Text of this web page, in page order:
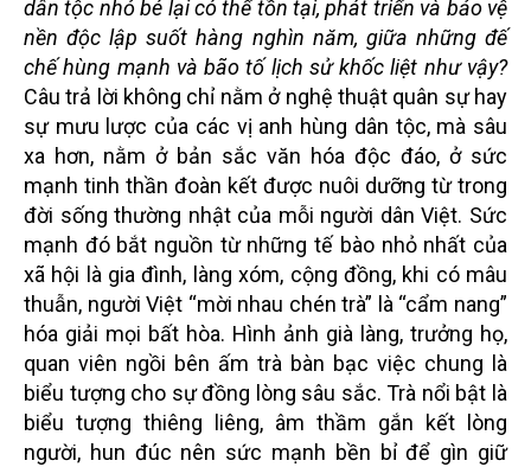
dân tộc nhỏ bé lại có thể tồn tại, phát triển và bảo vệ
nền độc lập suốt hàng nghìn năm, giữa những đế
chế hùng mạnh và bão tố lịch sử khốc liệt như vậy?
Câu trả lời không chỉ nằm ở nghệ thuật quân sự hay
sự mưu lược của các vị anh hùng dân tộc, mà sâu
xa hơn, nằm ở bản sắc văn hóa độc đáo, ở sức
mạnh tinh thần đoàn kết được nuôi dưỡng từ trong
đời sống thường nhật của mỗi người dân Việt. Sức
mạnh đó bắt nguồn từ những tế bào nhỏ nhất của
xã hội là gia đình, làng xóm, cộng đồng, khi có mâu
thuẫn, người Việt “mời nhau chén trà” là “cẩm nang”
hóa giải mọi bất hòa. Hình ảnh già làng, trưởng họ,
quan viên ngồi bên ấm trà bàn bạc việc chung là
biểu tượng cho sự đồng lòng sâu sắc. Trà nổi bật là
biểu tượng thiêng liêng, âm thầm gắn kết lòng
người, hun đúc nên sức mạnh bền bỉ để gìn giữ